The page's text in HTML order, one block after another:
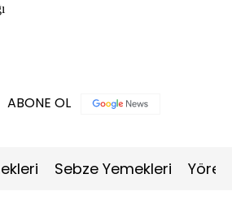
ABONE OL
Sebze Yemekleri